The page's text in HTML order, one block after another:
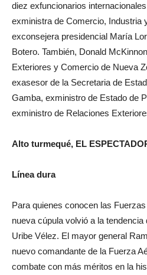
diez exfuncionarios
exministra de Comercio, Industria
exconsejera presidencial María
Botero. También, Donald
Exteriores y Comercio de Nueva
exasesor de la Secretaria de
Gamba, exministro de Estado de
exministro de Relaciones
Alto turmequé, EL
Línea dura
Para quienes conocen las
nueva cúpula volvió a la
Uribe Vélez. El mayor general
nuevo comandante de la Fuerza
combate con más méritos en la